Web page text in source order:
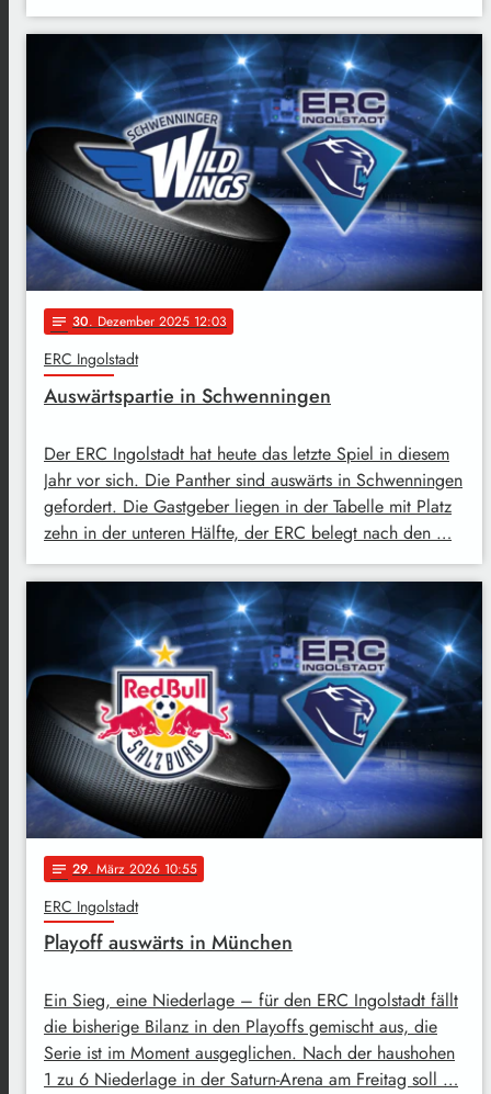
notes 30. Dezember 2025 12:03
ERC Ingolstadt
Auswärtspartie in Schwenningen
Der ERC Ingolstadt hat heute das letzte Spiel in diesem
Jahr vor sich. Die Panther sind auswärts in Schwenningen
gefordert. Die Gastgeber liegen in der Tabelle mit Platz
zehn in der unteren Hälfte, der ERC belegt nach den …
notes 29. März 2026 10:55
ERC Ingolstadt
Playoff auswärts in München
Ein Sieg, eine Niederlage – für den ERC Ingolstadt fällt
die bisherige Bilanz in den Playoffs gemischt aus, die
Serie ist im Moment ausgeglichen. Nach der haushohen
1 zu 6 Niederlage in der Saturn-Arena am Freitag soll …